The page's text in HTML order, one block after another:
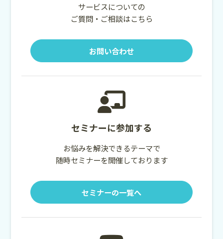
サービスについての
ご質問・ご相談はこちら
お問い合わせ
セミナーに参加する
お悩みを解決できるテーマで
随時セミナーを開催しております
セミナーの一覧へ